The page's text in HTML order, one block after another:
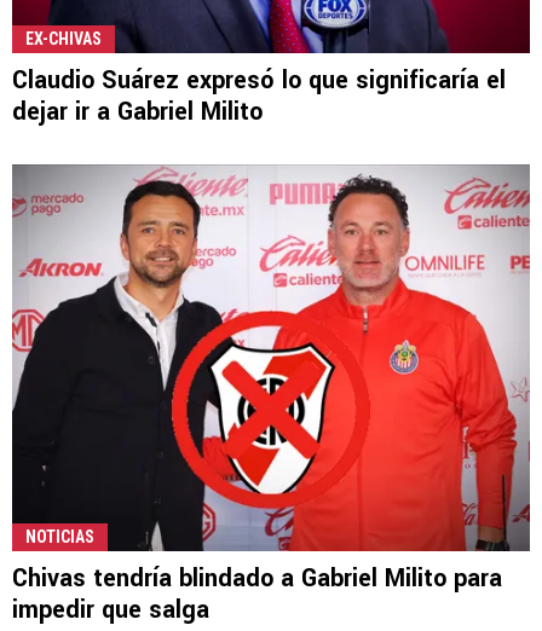
EX-CHIVAS
Claudio Suárez expresó lo que significaría el
dejar ir a Gabriel Milito
NOTICIAS
Chivas tendría blindado a Gabriel Milito para
impedir que salga